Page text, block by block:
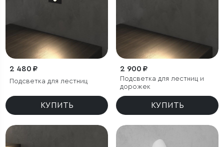
2 480 ₽
Подсветка для лестниц
КУПИТЬ
2 900 ₽
Подсветка для лестниц и
дорожек
КУПИТЬ